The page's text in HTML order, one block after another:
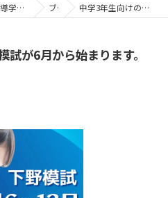
栃木県宇都宮の塾なら個別指導学院ヒーローズ宇都宮駅東口校 ヒーローズ宇都宮山本校 ブログ 中学3年生向けの下野模試が6月から始まります。
試が6月から始まります。